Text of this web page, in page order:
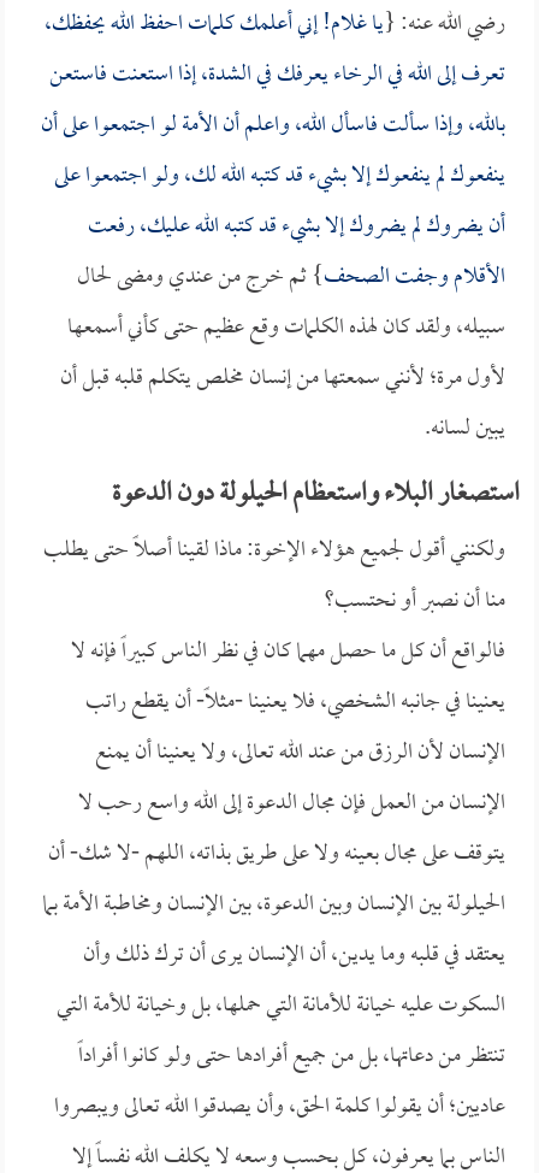
رضي الله عنه: {يا غلام! إني أعلمك كلمات احفظ الله يحفظك،
تعرف إلى الله في الرخاء يعرفك في الشدة، إذا استعنت فاستعن
بالله، وإذا سألت فاسأل الله، واعلم أن الأمة لو اجتمعوا على أن
ينفعوك لم ينفعوك إلا بشيء قد كتبه الله لك، ولو اجتمعوا على
أن يضروك لم يضروك إلا بشيء قد كتبه الله عليك، رفعت
الأقلام وجفت الصحف} ثم خرج من عندي ومضى لحال
سبيله، ولقد كان لهذه الكلمات وقع عظيم حتى كأني أسمعها
لأول مرة؛ لأنني سمعتها من إنسان مخلص يتكلم قلبه قبل أن
يبين لسانه.
استصغار البلاء واستعظام الحيلولة دون الدعوة
ولكنني أقول لجميع هؤلاء الإخوة: ماذا لقينا أصلاً حتى يطلب
منا أن نصبر أو نحتسب؟
فالواقع أن كل ما حصل مهما كان في نظر الناس كبيراً فإنه لا
يعنينا في جانبه الشخصي، فلا يعنينا -مثلاً- أن يقطع راتب
الإنسان لأن الرزق من عند الله تعالى، ولا يعنينا أن يمنع
الإنسان من العمل فإن مجال الدعوة إلى الله واسع رحب لا
يتوقف على مجال بعينه ولا على طريق بذاته، اللهم -لا شك- أن
الحيلولة بين الإنسان وبين الدعوة، بين الإنسان ومخاطبة الأمة بما
يعتقد في قلبه وما يدين، أن الإنسان يرى أن ترك ذلك وأن
السكوت عليه خيانة للأمانة التي حملها، بل وخيانة للأمة التي
تنتظر من دعاتها، بل من جميع أفرادها حتى ولو كانوا أفراداً
عاديين؛ أن يقولوا كلمة الحق، وأن يصدقوا الله تعالى ويبصروا
الناس بما يعرفون، كل بحسب وسعه لا يكلف الله نفساً إلا